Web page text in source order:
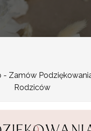
- Zamów
Rodziców